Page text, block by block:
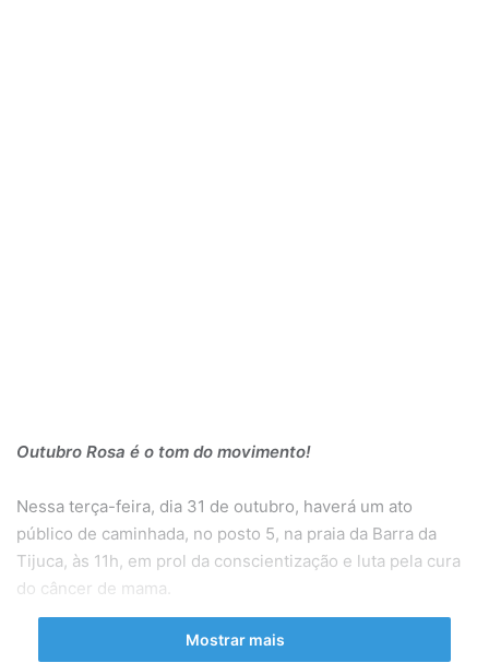
Outubro Rosa é o tom do movimento!
Nessa terça-feira, dia 31 de outubro, haverá um ato
público de caminhada, no posto 5, na praia da Barra da
Tijuca, às 11h, em prol da conscientização e luta pela cura
do câncer de mama.
No mês de outubro, o mundo enverga-se pela
Mostrar mais